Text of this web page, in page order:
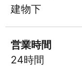
建物下
営業時間
24時間